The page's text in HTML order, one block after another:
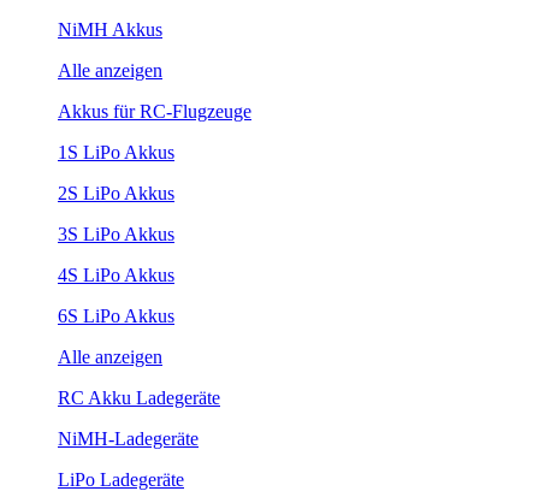
NiMH Akkus
Alle anzeigen
Akkus für RC-Flugzeuge
1S LiPo Akkus
2S LiPo Akkus
3S LiPo Akkus
4S LiPo Akkus
6S LiPo Akkus
Alle anzeigen
RC Akku Ladegeräte
NiMH-Ladegeräte
LiPo Ladegeräte